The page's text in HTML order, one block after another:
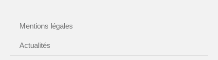
Mentions légales
Actualités